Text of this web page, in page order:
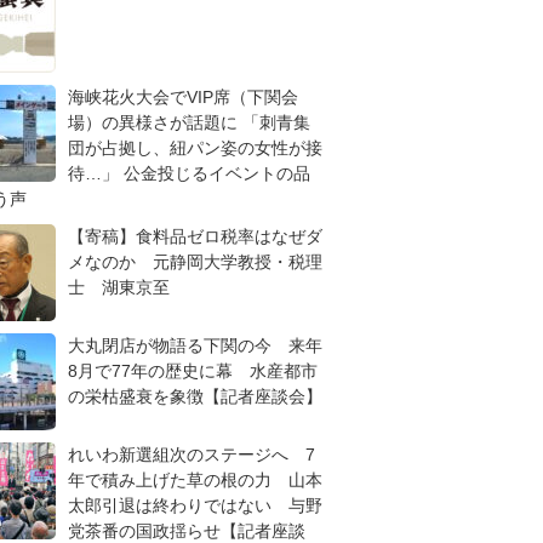
海峡花火大会でVIP席（下関会
場）の異様さが話題に 「刺青集
団が占拠し、紐パン姿の女性が接
待…」 公金投じるイベントの品
声
【寄稿】食料品ゼロ税率はなぜダ
メなのか 元静岡大学教授・税理
士 湖東京至
大丸閉店が物語る下関の今 来年
8月で77年の歴史に幕 水産都市
の栄枯盛衰を象徴【記者座談会】
れいわ新選組次のステージへ 7
年で積み上げた草の根の力 山本
太郎引退は終わりではない 与野
党茶番の国政揺らせ【記者座談